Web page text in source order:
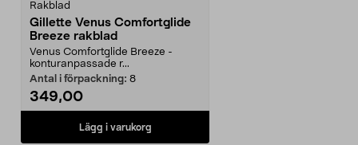
Rakblad
Gillette Venus Comfortglide
Breeze rakblad
Venus Comfortglide Breeze -
konturanpassade r...
Antal i förpackning: 8
349,00
Lägg i varukorg